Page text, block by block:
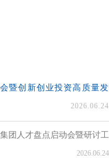
暨创新创业投资高质量发
2026.06.24
团人才盘点启动会暨研讨工
2026.06.24